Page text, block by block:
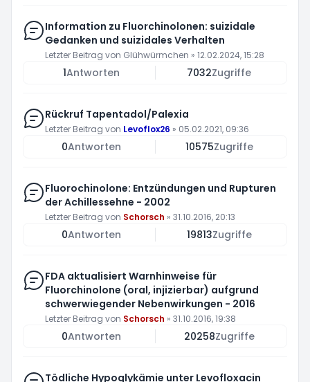
Information zu Fluorchinolonen: suizidale
Gedanken und suizidales Verhalten
Letzter Beitrag von Glühwürmchen » 12.02.2024, 15:28
1Antworten 7032Zugriffe
Rückruf Tapentadol/Palexia
Letzter Beitrag von Levoflox26 » 05.02.2021, 09:36
0Antworten 10575Zugriffe
Fluorochinolone: Entzündungen und Rupturen
der Achillessehne - 2002
Letzter Beitrag von Schorsch » 31.10.2016, 20:13
0Antworten 19813Zugriffe
FDA aktualisiert Warnhinweise für
Fluorchinolone (oral, injizierbar) aufgrund
schwerwiegender Nebenwirkungen - 2016
Letzter Beitrag von Schorsch » 31.10.2016, 19:38
0Antworten 20258Zugriffe
Tödliche Hypoglykämie unter Levofloxacin